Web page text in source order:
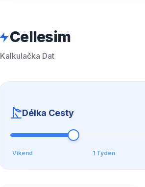
Cellesim
Kalkulačka Dat
Délka Cesty
Víkend 1 Týden